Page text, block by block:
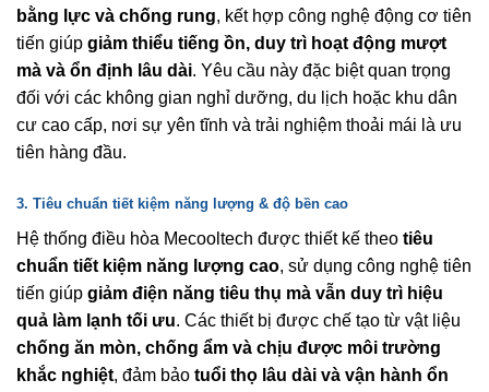
bằng lực và chống rung, kết hợp công nghệ động cơ tiên
tiến giúp giảm thiểu tiếng ồn, duy trì hoạt động mượt
mà và ổn định lâu dài. Yêu cầu này đặc biệt quan trọng
đối với các không gian nghỉ dưỡng, du lịch hoặc khu dân
cư cao cấp, nơi sự yên tĩnh và trải nghiệm thoải mái là ưu
tiên hàng đầu.
3. Tiêu chuẩn tiết kiệm năng lượng & độ bền cao
Hệ thống điều hòa Mecooltech được thiết kế theo tiêu
chuẩn tiết kiệm năng lượng cao, sử dụng công nghệ tiên
tiến giúp giảm điện năng tiêu thụ mà vẫn duy trì hiệu
quả làm lạnh tối ưu. Các thiết bị được chế tạo từ vật liệu
chống ăn mòn, chống ẩm và chịu được môi trường
khắc nghiệt, đảm bảo tuổi thọ lâu dài và vận hành ổn